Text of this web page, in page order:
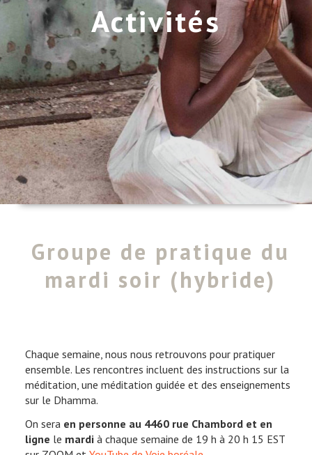
DONNER
NOUS JOINDRE
Activités
Groupe de pratique du
mardi soir (hybride)
Chaque semaine, nous nous retrouvons pour pratiquer
ensemble. Les rencontres incluent des instructions sur la
méditation, une méditation guidée et des enseignements
sur le Dhamma.
On sera en personne au 4460 rue Chambord et en
ligne le mardi à chaque semaine de 19 h à 20 h 15 EST